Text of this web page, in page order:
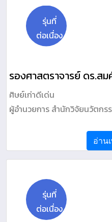
รุ่นที่
ต่อเนื่อง
รองศาสตราจารย์ ดร.ส
ศิษย์เก่าดีเด่น
ผู้อำนวยการ สำนักวิจัยนวัตกร
อ่าน
รุ่นที่
ต่อเนื่อง